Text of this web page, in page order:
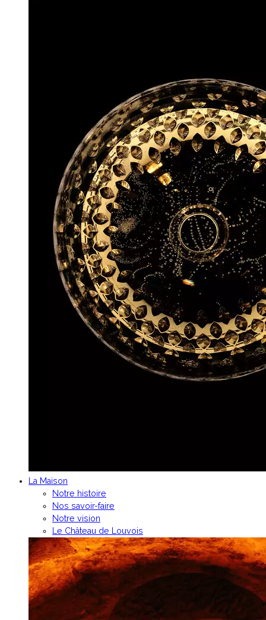
La Maison
Notre histoire
Nos savoir-faire
Notre vision
Le Château de Louvois